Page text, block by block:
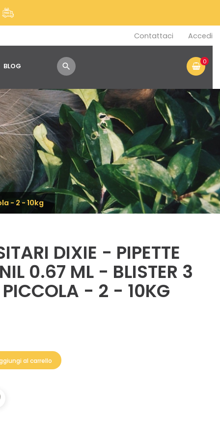
Accedi
Contattaci
0

BLOG
- 2 - 10kg
DIXIE - PIPETTE
0.67 ML - BLISTER 3
- 2 - 10KG
al carrello